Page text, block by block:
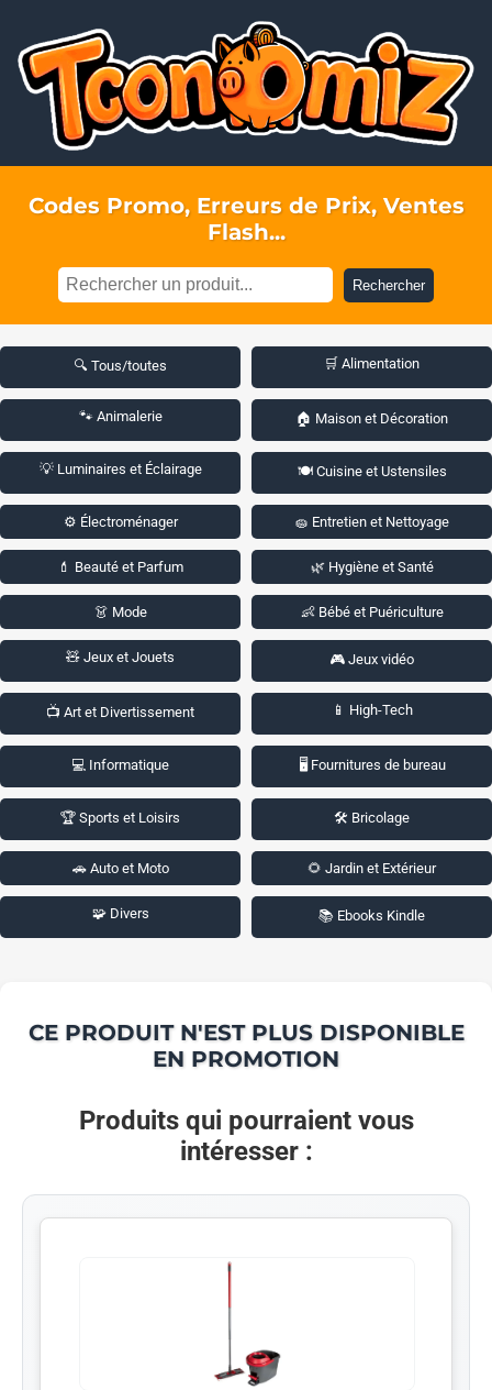
Codes Promo, Erreurs de Prix, Ventes
Flash...
Rechercher
🔍 Tous/toutes 🛒 Alimentation
🐾 Animalerie 🏠 Maison et Décoration
💡 Luminaires et Éclairage 🍽️ Cuisine et Ustensiles
⚙️ Électroménager 🧽 Entretien et Nettoyage
💄 Beauté et Parfum 🌿 Hygiène et Santé
👗 Mode 👶 Bébé et Puériculture
🧸 Jeux et Jouets 🎮 Jeux vidéo
📺 Art et Divertissement 📱 High-Tech
💻 Informatique 🖥️ Fournitures de bureau
🏆 Sports et Loisirs 🛠️ Bricolage
🚗 Auto et Moto 🌻 Jardin et Extérieur
🧩 Divers 📚 Ebooks Kindle
CE PRODUIT N'EST PLUS DISPONIBLE
EN PROMOTION
Produits qui pourraient vous
intéresser :